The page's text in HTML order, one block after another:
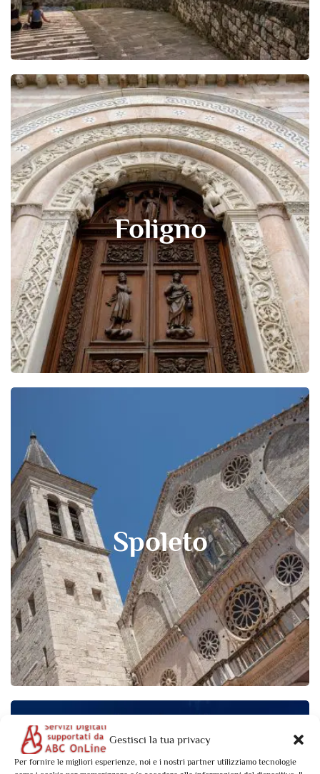
Gestisci la tua privacy
Per fornire le migliori esperienze, noi e i nostri partner utilizziamo tecnologie
Foligno
Spoleto